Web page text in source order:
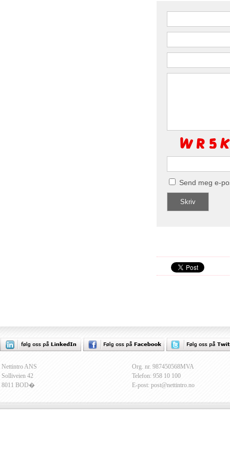
Send meg e-
Nettintro ANS
Solliveien 42
8011 BOD�
Org. nr. 987450568MVA
Telefon: 958 10 100
E-post: post@nettintro.no